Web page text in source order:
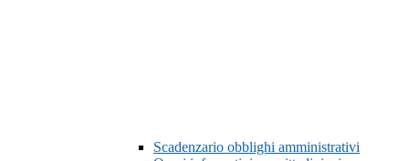
Scadenzario obblighi amministrativi